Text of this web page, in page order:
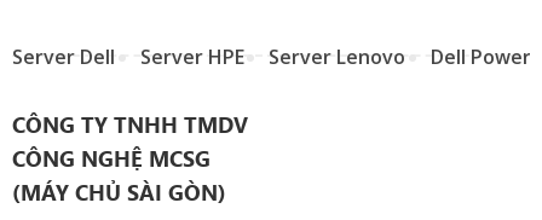
Server Dell Server HPE Server Lenovo Dell
CÔNG TY TNHH TMDV
CÔNG NGHỆ MCSG
(MÁY CHỦ SÀI GÒN)